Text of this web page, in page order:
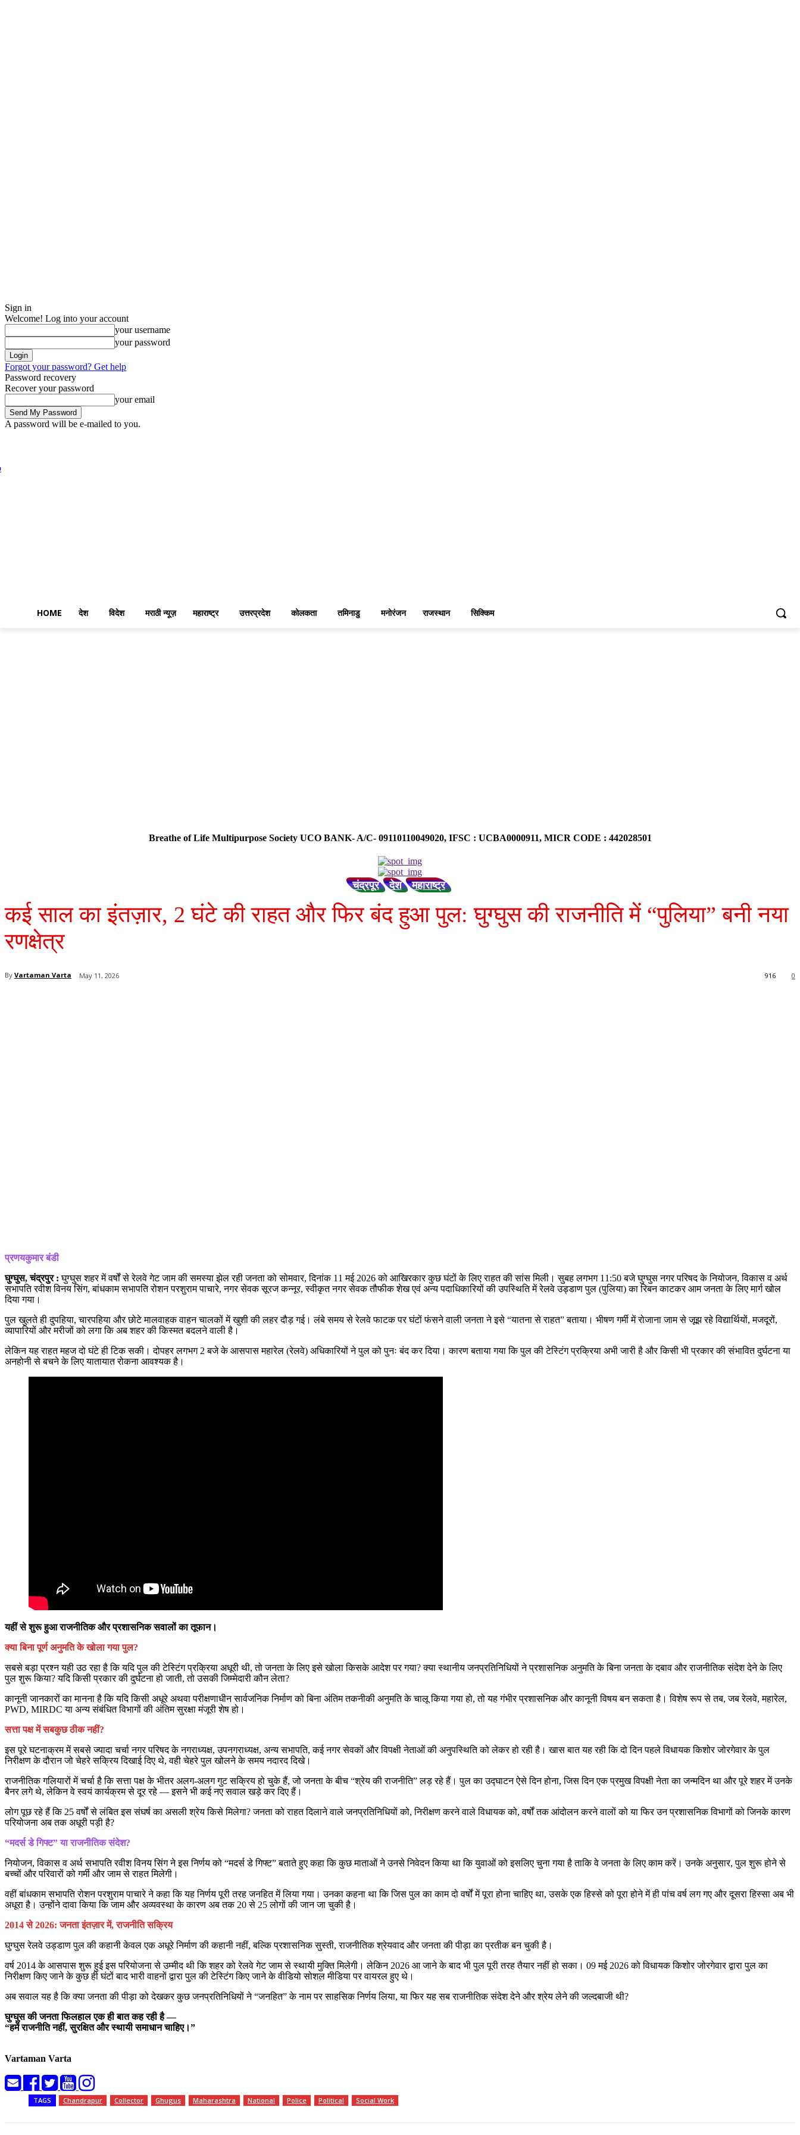
Sign in
Welcome! Log into your account
your username
your password
Forgot your password? Get help
Password recovery
Recover your password
your email
A password will be e-mailed to you.
HOME देश विदेश मराठी न्यूज़ महाराष्ट्र उत्तरप्रदेश कोलकता तमिनाडु मनोरंजन राजस्थान सिक्किम
Breathe of Life Multipurpose Society UCO BANK- A/C- 09110110049020, IFSC : UCBA0000911, MICR CODE : 442028501
चंद्रपूर देश महाराष्ट्र
कई साल का इंतज़ार, 2 घंटे की राहत और फिर बंद हुआ पुल: घुग्घुस की राजनीति में “पुलिया” बनी नया
रणक्षेत्र
By Vartaman Varta May 11, 2026 0
916
प्रणयकुमार बंडी
घुग्घुस, चंद्रपुर : घुग्घुस शहर में वर्षों से रेलवे गेट जाम की समस्या झेल रही जनता को सोमवार, दिनांक 11 मई 2026 को आखिरकार कुछ घंटों के लिए राहत की सांस मिली। सुबह लगभग 11:50 बजे घुग्घुस नगर परिषद के नियोजन, विकास व अर्थ
सभापति रवीश विनय सिंग, बांधकाम सभापति रोशन परशुराम पाचारे, नगर सेवक सूरज कन्नूर, स्वीकृत नगर सेवक तौफीक शेख एवं अन्य पदाधिकारियों की उपस्थिति में रेलवे उड्डाण पुल (पुलिया) का रिबन काटकर आम जनता के लिए मार्ग खोल
दिया गया।
पुल खुलते ही दुपहिया, चारपहिया और छोटे मालवाहक वाहन चालकों में खुशी की लहर दौड़ गई। लंबे समय से रेलवे फाटक पर घंटों फंसने वाली जनता ने इसे “यातना से राहत” बताया। भीषण गर्मी में रोजाना जाम से जूझ रहे विद्यार्थियों, मजदूरों,
व्यापारियों और मरीजों को लगा कि अब शहर की किस्मत बदलने वाली है।
लेकिन यह राहत महज दो घंटे ही टिक सकी। दोपहर लगभग 2 बजे के आसपास महारेल (रेलवे) अधिकारियों ने पुल को पुनः बंद कर दिया। कारण बताया गया कि पुल की टेस्टिंग प्रक्रिया अभी जारी है और किसी भी प्रकार की संभावित दुर्घटना या
अनहोनी से बचने के लिए यातायात रोकना आवश्यक है।
यहीं से शुरू हुआ राजनीतिक और प्रशासनिक सवालों का तूफान।
क्या बिना पूर्ण अनुमति के खोला गया पुल?
सबसे बड़ा प्रश्न यही उठ रहा है कि यदि पुल की टेस्टिंग प्रक्रिया अधूरी थी, तो जनता के लिए इसे खोला किसके आदेश पर गया? क्या स्थानीय जनप्रतिनिधियों ने प्रशासनिक अनुमति के बिना जनता के दबाव और राजनीतिक संदेश देने के लिए
पुल शुरू किया? यदि किसी प्रकार की दुर्घटना हो जाती, तो उसकी जिम्मेदारी कौन लेता?
कानूनी जानकारों का मानना है कि यदि किसी अधूरे अथवा परीक्षणाधीन सार्वजनिक निर्माण को बिना अंतिम तकनीकी अनुमति के चालू किया गया हो, तो यह गंभीर प्रशासनिक और कानूनी विषय बन सकता है। विशेष रूप से तब, जब रेलवे, महारेल,
PWD, MIRDC या अन्य संबंधित विभागों की अंतिम सुरक्षा मंजूरी शेष हो।
सत्ता पक्ष में सबकुछ ठीक नहीं?
इस पूरे घटनाक्रम में सबसे ज्यादा चर्चा नगर परिषद के नगराध्यक्ष, उपनगराध्यक्ष, अन्य सभापति, कई नगर सेवकों और विपक्षी नेताओं की अनुपस्थिति को लेकर हो रही है। खास बात यह रही कि दो दिन पहले विधायक किशोर जोरगेवार के पुल
निरीक्षण के दौरान जो चेहरे सक्रिय दिखाई दिए थे, वही चेहरे पुल खोलने के समय नदारद दिखे।
राजनीतिक गलियारों में चर्चा है कि सत्ता पक्ष के भीतर अलग-अलग गुट सक्रिय हो चुके हैं, जो जनता के बीच “श्रेय की राजनीति” लड़ रहे हैं। पुल का उद्घाटन ऐसे दिन होना, जिस दिन एक प्रमुख विपक्षी नेता का जन्मदिन था और पूरे शहर में उनके
बैनर लगे थे, लेकिन वे स्वयं कार्यक्रम से दूर रहे — इसने भी कई नए सवाल खड़े कर दिए हैं।
लोग पूछ रहे हैं कि 25 वर्षों से लंबित इस संघर्ष का असली श्रेय किसे मिलेगा? जनता को राहत दिलाने वाले जनप्रतिनिधियों को, निरीक्षण करने वाले विधायक को, वर्षों तक आंदोलन करने वालों को या फिर उन प्रशासनिक विभागों को जिनके कारण
परियोजना अब तक अधूरी पड़ी है?
“मदर्स डे गिफ्ट” या राजनीतिक संदेश?
नियोजन, विकास व अर्थ सभापति रवीश विनय सिंग ने इस निर्णय को “मदर्स डे गिफ्ट” बताते हुए कहा कि कुछ माताओं ने उनसे निवेदन किया था कि युवाओं को इसलिए चुना गया है ताकि वे जनता के लिए काम करें। उनके अनुसार, पुल शुरू होने से
बच्चों और परिवारों को गर्मी और जाम से राहत मिलेगी।
वहीं बांधकाम सभापति रोशन परशुराम पाचारे ने कहा कि यह निर्णय पूरी तरह जनहित में लिया गया। उनका कहना था कि जिस पुल का काम दो वर्षों में पूरा होना चाहिए था, उसके एक हिस्से को पूरा होने में ही पांच वर्ष लग गए और दूसरा हिस्सा अब भी
अधूरा है। उन्होंने दावा किया कि जाम और अव्यवस्था के कारण अब तक 20 से 25 लोगों की जान जा चुकी है।
2014 से 2026: जनता इंतज़ार में, राजनीति सक्रिय
घुग्घुस रेलवे उड्डाण पुल की कहानी केवल एक अधूरे निर्माण की कहानी नहीं, बल्कि प्रशासनिक सुस्ती, राजनीतिक श्रेयवाद और जनता की पीड़ा का प्रतीक बन चुकी है।
वर्ष 2014 के आसपास शुरू हुई इस परियोजना से उम्मीद थी कि शहर को रेलवे गेट जाम से स्थायी मुक्ति मिलेगी। लेकिन 2026 आ जाने के बाद भी पुल पूरी तरह तैयार नहीं हो सका। 09 मई 2026 को विधायक किशोर जोरगेवार द्वारा पुल का
निरीक्षण किए जाने के कुछ ही घंटों बाद भारी वाहनों द्वारा पुल की टेस्टिंग किए जाने के वीडियो सोशल मीडिया पर वायरल हुए थे।
अब सवाल यह है कि क्या जनता की पीड़ा को देखकर कुछ जनप्रतिनिधियों ने “जनहित” के नाम पर साहसिक निर्णय लिया, या फिर यह सब राजनीतिक संदेश देने और श्रेय लेने की जल्दबाजी थी?
घुग्घुस की जनता फिलहाल एक ही बात कह रही है —
“हमें राजनीति नहीं, सुरक्षित और स्थायी समाधान चाहिए।”
Vartaman Varta
TAGS Chandrapur Collector Ghugus Maharashtra National Police Political Social Work